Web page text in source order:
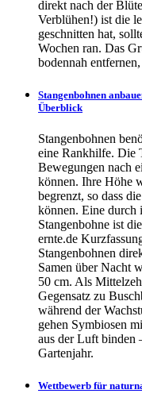
direkt nach der
Verblühen!) ist die
geschnitten hat,
Wochen ran. Das
bodennah
Stangenbohnen
Überblick
Stangenbohnen
eine Rankhilfe. Die
Bewegungen nach
können. Ihre Höhe
begrenzt, so dass
können. Eine durch
Stangenbohne ist
ernte.de
Stangenbohnen
Samen über Nacht
50 cm. Als
Gegensatz zu
während der
gehen Symbiosen
aus der Luft binden
Gartenjahr.
Wettbewerb für